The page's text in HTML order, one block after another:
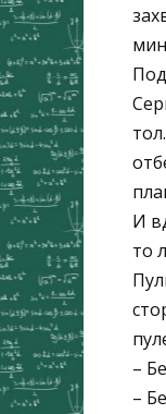
И
то
–
–